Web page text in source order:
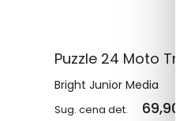
Bright Junior Media
Sug. cena det. 69,90